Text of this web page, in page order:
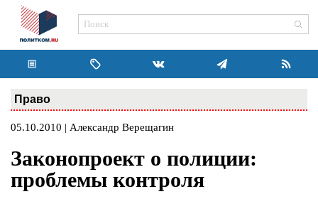
Право
05.10.2010 | Александр Верещагин
Законопроект о полиции:
проблемы контроля